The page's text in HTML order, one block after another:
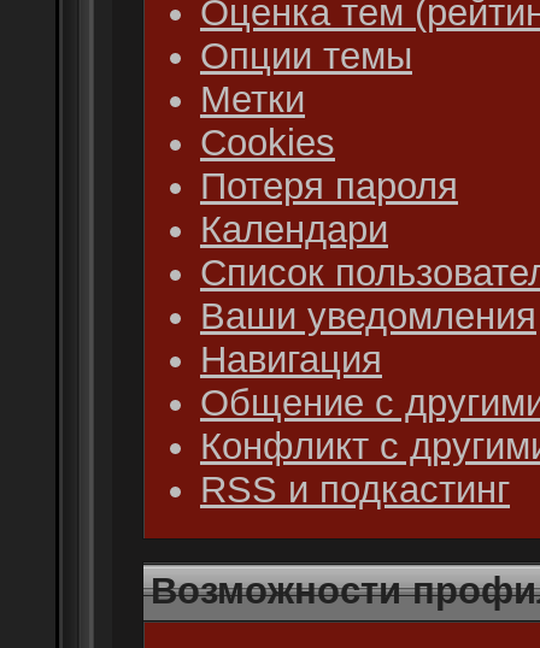
Оценка тем
Опции темы
Метки
Cookies
Потеря пароля
Календари
Список
Ваши уведомления
Навигация
Общение с
Конфликт с
RSS и подкастинг
Возможности